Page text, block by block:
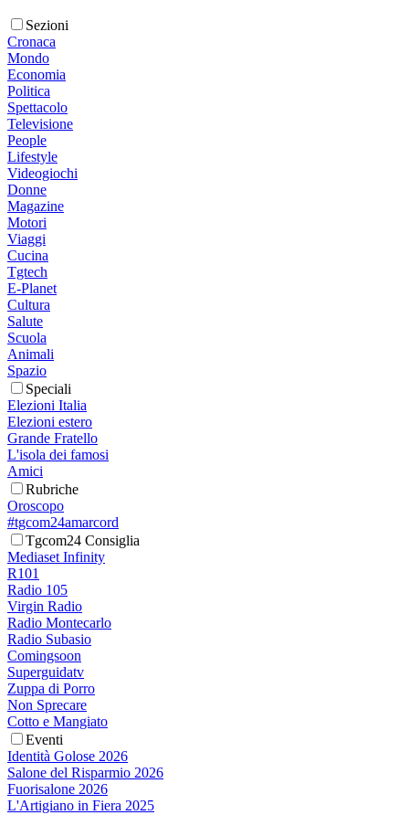
Sezioni
Cronaca
Mondo
Economia
Politica
Spettacolo
Televisione
People
Lifestyle
Videogiochi
Donne
Magazine
Motori
Viaggi
Cucina
Tgtech
E-Planet
Cultura
Salute
Scuola
Animali
Spazio
Speciali
Elezioni Italia
Elezioni estero
Grande Fratello
L'isola dei famosi
Amici
Rubriche
Oroscopo
#tgcom24amarcord
Tgcom24 Consiglia
Mediaset Infinity
R101
Radio 105
Virgin Radio
Radio Montecarlo
Radio Subasio
Comingsoon
Superguidatv
Zuppa di Porro
Non Sprecare
Cotto e Mangiato
Eventi
Identità Golose 2026
Salone del Risparmio 2026
Fuorisalone 2026
L'Artigiano in Fiera 2025